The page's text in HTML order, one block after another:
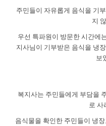
주민들이 자유롭게 음식을 기
지
우선 특파원이 방문한 시간에
지사님이 기부받은 음식을 냉
보
복지사는 주민들에게 부담을
로 사
음식물을 확인한 주민들이 냉